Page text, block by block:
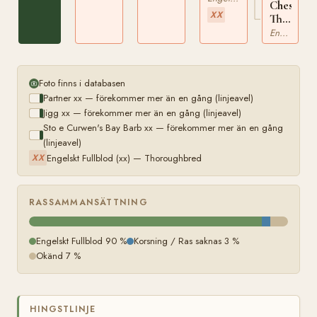
XX
Chestnut
Thornton
xxEngelskt Fullblod
Foto finns i databasen
Partner xx — förekommer mer än en gång (linjeavel)
Jigg xx — förekommer mer än en gång (linjeavel)
Sto e Curwen's Bay Barb xx — förekommer mer än en gång
(linjeavel)
XX Engelskt Fullblod (xx) — Thoroughbred
RASSAMMANSÄTTNING
Engelskt Fullblod 90 % Korsning / Ras saknas 3 %
Okänd 7 %
HINGSTLINJE